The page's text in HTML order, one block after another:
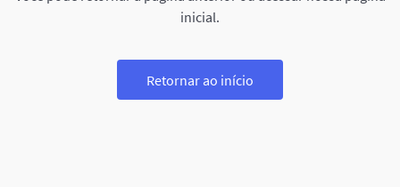
inicial.
Retornar ao início